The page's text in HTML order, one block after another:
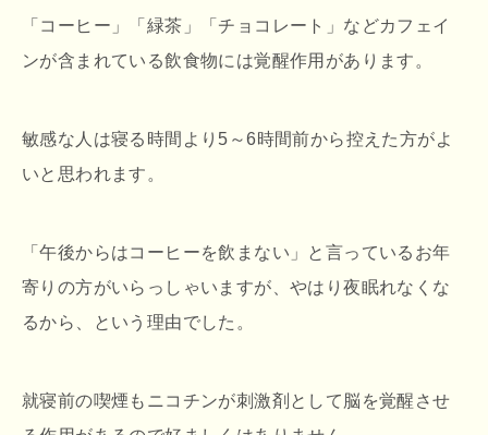
「コーヒー」「緑茶」「チョコレート」などカフェイ
ンが含まれている飲食物には覚醒作用があります。
敏感な人は寝る時間より5～6時間前から控えた方がよ
いと思われます。
「午後からはコーヒーを飲まない」と言っているお年
寄りの方がいらっしゃいますが、やはり夜眠れなくな
るから、という理由でした。
就寝前の喫煙もニコチンが刺激剤として脳を覚醒させ